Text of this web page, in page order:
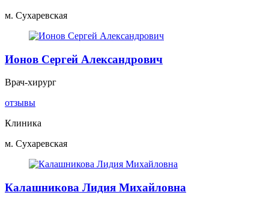
м. Сухаревская
Ионов Сергей Александрович
Врач-хирург
отзывы
Клиника
м. Сухаревская
Калашникова Лидия Михайловна